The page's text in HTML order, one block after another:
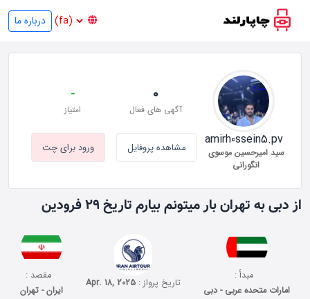
درباره ما
از دبی به تهران بار میتونم بیارم تاریخ ۲۹ فرودین
مبدأ :
امارات متحده عربی - دبی
تاریخ پرواز : Apr. 18, 2025
مقصد :
ایران - تهران
amirh0ssein5.pv
سید امیرحسین موسوی
انگورانی
0
آگهی های فعال
-
امتیاز
مشاهده پروفایل ورود برای چت